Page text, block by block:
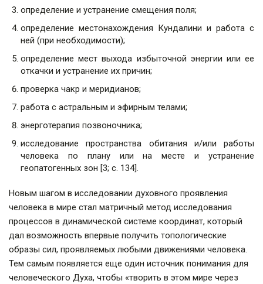
определение и устранение смещения поля;
определение местонахождения Кундалини и работа с
ней (при необходимости);
определение мест выхода избыточной энергии или ее
откачки и устранение их причин;
проверка чакр и меридианов;
работа с астральным и эфирным телами;
энерготерапия позвоночника;
исследование пространства обитания и/или работы
человека по плану или на месте и устранение
геопатогенных зон [3; с. 134].
Новым шагом в исследовании духовного проявления
человека в мире стал матричный метод исследования
процессов в динамической системе координат, который
дал возможность впервые получить топологические
образы сил, проявляемых любыми движениями человека.
Тем самым появляется еще один источник понимания для
человеческого Духа, чтобы «творить в этом мире через